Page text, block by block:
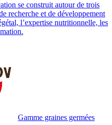
se construit autour de trois
recherche et de développement
l’expertise nutritionnelle, les
Gamme graines germées